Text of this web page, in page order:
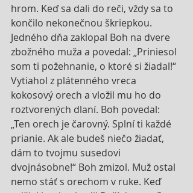
hrom. Keď sa dali do reči, vždy sa to
končilo nekonečnou škriepkou.
Jedného dňa zaklopal Boh na dvere
zbožného muža a povedal: „Priniesol
som ti požehnanie, o ktoré si žiadal!“
Vytiahol z plátenného vreca
kokosový orech a vložil mu ho do
roztvorených dlaní. Boh povedal:
„Ten orech je čarovný. Splní ti každé
prianie. Ak ale budeš niečo žiadať,
dám to tvojmu susedovi
dvojnásobne!“ Boh zmizol. Muž ostal
nemo stáť s orechom v ruke. Keď